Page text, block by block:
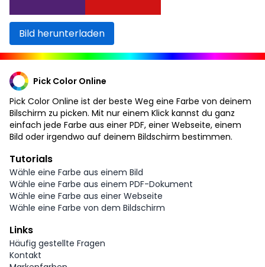
Bild herunterladen
Pick Color Online
Pick Color Online ist der beste Weg eine Farbe von deinem
Bilschirm zu picken. Mit nur einem Klick kannst du ganz
einfach jede Farbe aus einer PDF, einer Webseite, einem
Bild oder irgendwo auf deinem Bildschirm bestimmen.
Tutorials
Wähle eine Farbe aus einem Bild
Wähle eine Farbe aus einem PDF-Dokument
Wähle eine Farbe aus einer Webseite
Wähle eine Farbe von dem Bildschirm
Links
Häufig gestellte Fragen
Kontakt